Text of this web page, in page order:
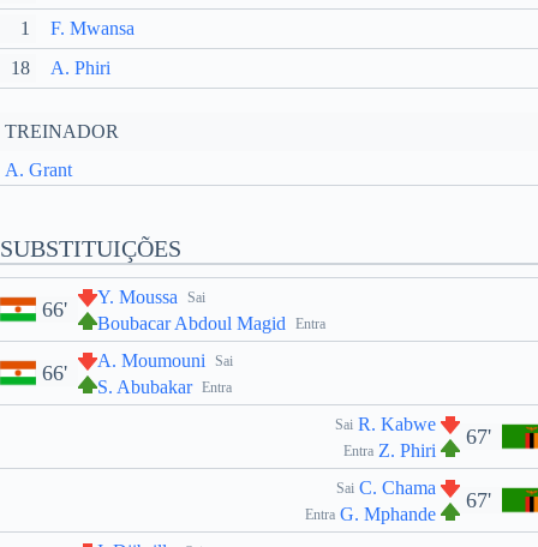
1
F. Mwansa
18
A. Phiri
TREINADOR
A. Grant
SUBSTITUIÇÕES
Sai
Y. Moussa
Entra
Boubacar Abdoul Magid
66'
Sai
A. Moumouni
Entra
S. Abubakar
66'
67'
Sai R. Kabwe
Entra Z. Phiri
67'
Sai C. Chama
Entra G. Mphande